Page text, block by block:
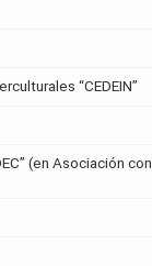
“CEDEIN”
(en Asociación con